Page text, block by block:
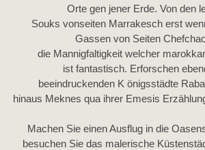
Orte gen jener Erde. Vonden
Souksvonseiten Marrakescherst
Gassen von Seiten
die Mannigfaltigkeit welcher
ist fantastisch. Erforschen
beeindruckenden Königsstädte
hinaus Meknesqua ihrer Emesis
Machen Sie einen Ausflug in die
besuchen Sie das malerische